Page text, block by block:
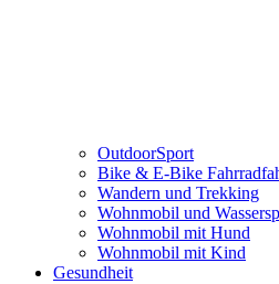
OutdoorSport
Bike & E-Bike
Wandern und Trekking
Wohnmobil und
Wohnmobil mit Hund
Wohnmobil mit Kind
Gesundheit